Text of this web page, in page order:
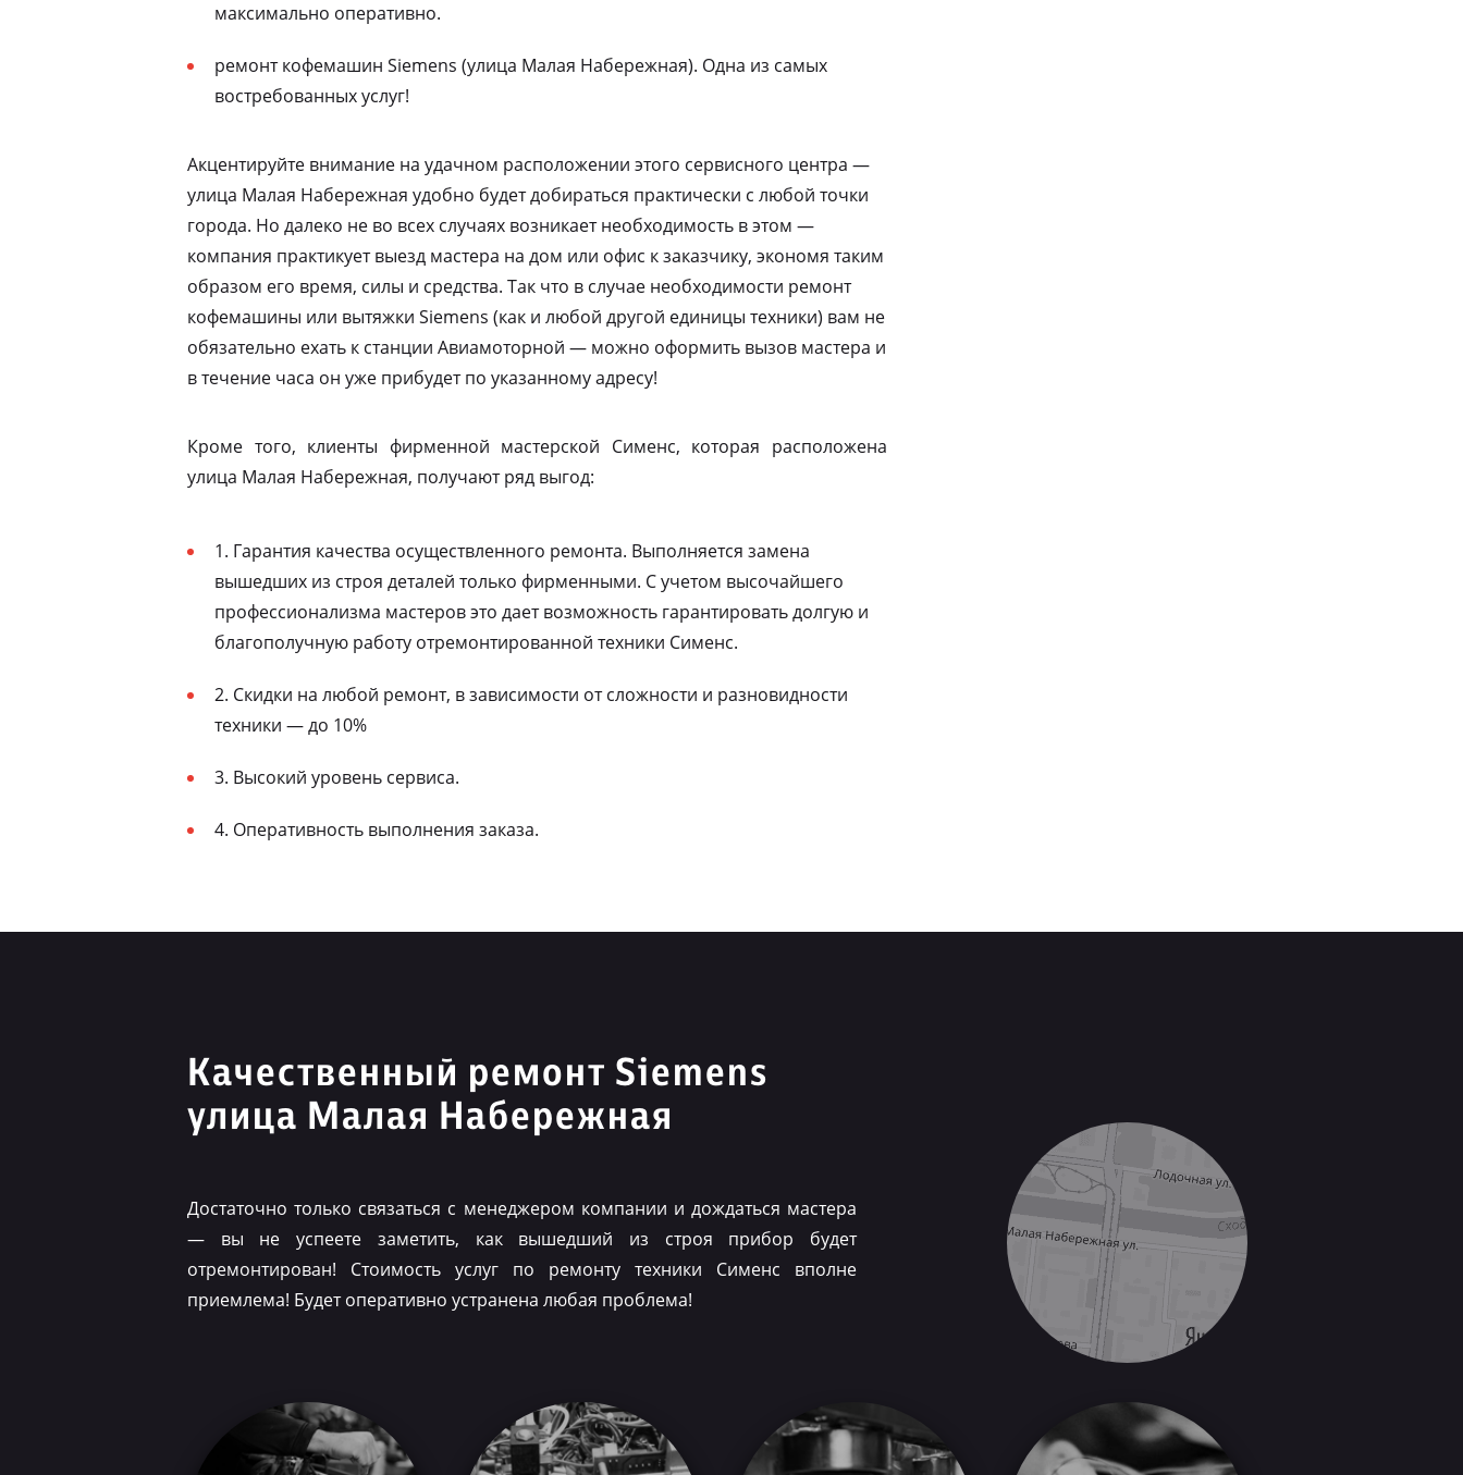
максимально оперативно.
ремонт кофемашин Siemens (улица Малая Набережная). Одна из самых
востребованных услуг!
Акцентируйте внимание на удачном расположении этого сервисного центра —
улица Малая Набережная удобно будет добираться практически с любой точки
города. Но далеко не во всех случаях возникает необходимость в этом —
компания практикует выезд мастера на дом или офис к заказчику, экономя таким
образом его время, силы и средства. Так что в случае необходимости ремонт
кофемашины или вытяжки Siemens (как и любой другой единицы техники) вам не
обязательно ехать к станции Авиамоторной — можно оформить вызов мастера и
в течение часа он уже прибудет по указанному адресу!
Кроме того, клиенты фирменной мастерской Сименс, которая расположена
улица Малая Набережная, получают ряд выгод:
1. Гарантия качества осуществленного ремонта. Выполняется замена
вышедших из строя деталей только фирменными. С учетом высочайшего
профессионализма мастеров это дает возможность гарантировать долгую и
благополучную работу отремонтированной техники Сименс.
2. Скидки на любой ремонт, в зависимости от сложности и разновидности
техники — до 10%
3. Высокий уровень сервиса.
4. Оперативность выполнения заказа.
Качественный ремонт Siemens
улица Малая Набережная
Достаточно только связаться с менеджером компании и дождаться мастера
— вы не успеете заметить, как вышедший из строя прибор будет
отремонтирован! Стоимость услуг по ремонту техники Сименс вполне
приемлема! Будет оперативно устранена любая проблема!